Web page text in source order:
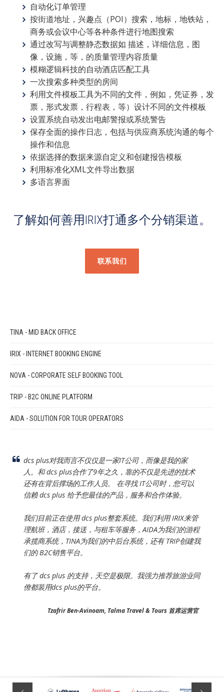
自动化订单管理
按街道地址，兴趣点（POI）搜索，地标，地铁站，
商务或会议中心等各种条件进行地图搜索
通过改写与调整静态数据如 描述，详细信息，图
像，设施，等，的质量管理内容质量
模糊逻辑科技的自动酒店匹配工具
一次搜索多种类型的房间
利用文件模板工具为不同的文件，例如，凭证券，发
票，形式发票，行程表，等）设计不同的文件模板
设置系统自动发出电邮警报或系统警告
保存全面的操作日志，包括与供应商系统沟通的每个
操作和信息
依据选择的数据来源自定义和创建报告模板
利用标准化XML文件导出数据
多语言界面
了解如何善用IRIX打通多个分销渠道。
联系我们
TINA - MID BACK OFFICE
IRIX - INTERNET BOOKING ENGINE
NOVA - CORPORATE SELF BOOKING TOOL
TRIP - B2C ONLINE PLATFORM
AIDA - SOLUTION FOR TOUR OPERATORS
dcs plus对我而言不仅仅是一家IT公司，而像是我的家
人。和 dcs plus合作了9年之久，靠的不仅是先进的技术
还有在背后撑场的工作人员。 在寻找 IT公司时，您可以
信赖 dcs plus 给予您最佳的产品，服务和合作体验。
我们目前正在使用 dcs plus整套系统。我们利用 IRIX来管
理航班，酒店，接送，与租车等服务，AIDA为我们的游程
承揽商系统，TINA为我们的中后台系统，还有 TRIP创建我
们的 B2C销售平台。
有了 dcs plus 的支持，天空是极限。我强力推荐旅游业同
僚都装用dcs plus的平台。
Tzafrir Ben-Avinoam, Talma Travel & Tours 首席运营官